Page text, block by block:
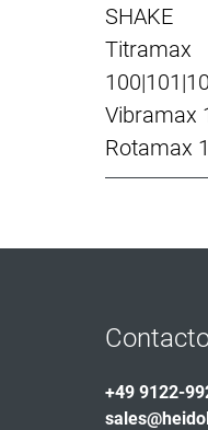
SHAKE
Titramax
Vibramax
Rotamax
+49 9122-